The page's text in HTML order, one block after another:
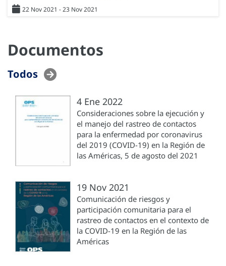
22 Nov 2021 - 23 Nov 2021
Documentos
Todos
4 Ene 2022
Consideraciones sobre la ejecución y
el manejo del rastreo de contactos
para la enfermedad por coronavirus
del 2019 (COVID-19) en la Región de
las Américas, 5 de agosto del 2021
19 Nov 2021
Comunicación de riesgos y
participación comunitaria para el
rastreo de contactos en el contexto de
la COVID-19 en la Región de las
Américas